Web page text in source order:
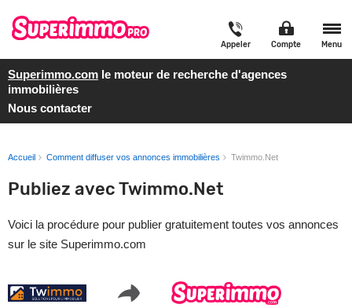
Appeler Compte Menu
Superimmo.com le moteur de recherche d'agences
immobilières
Nous contacter
Accueil Comment diffuser vos annonces immobilières Twimmo.Net
Publiez avec Twimmo.Net
Voici la procédure pour publier gratuitement toutes vos annonces
sur le site Superimmo.com